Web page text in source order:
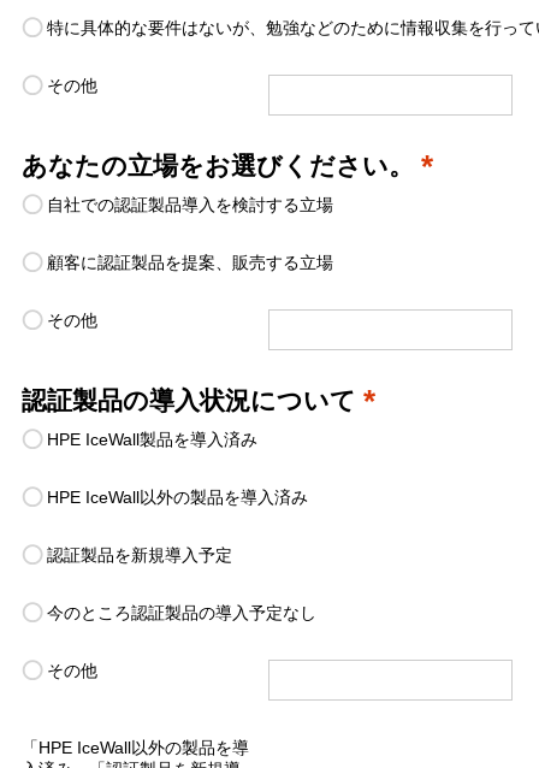
特に具体的な要件はないが、勉強などのために情報収集を行って
その他
あなたの立場をお選びください。 *
自社での認証製品導入を検討する立場
顧客に認証製品を提案、販売する立場
その他
認証製品の導入状況について *
HPE IceWall製品を導入済み
HPE IceWall以外の製品を導入済み
認証製品を新規導入予定
今のところ認証製品の導入予定なし
その他
「HPE IceWall以外の製品を導